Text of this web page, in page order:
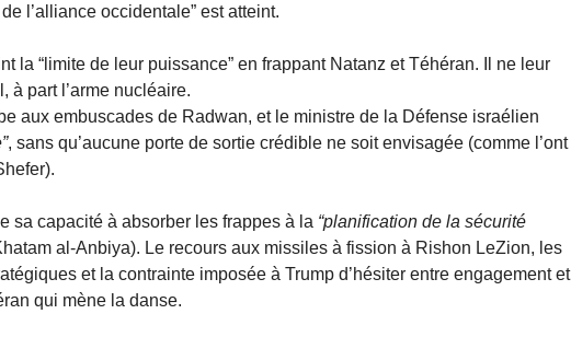
l’alliance occidentale” est atteint.
la “limite de leur puissance” en frappant Natanz et Téhéran. Il ne leur
à part l’arme nucléaire.
aux embuscades de Radwan, et le ministre de la Défense israélien
, sans qu’aucune porte de sortie crédible ne soit envisagée (comme l’ont
sa capacité à absorber les frappes à la “planification de la sécurité
al-Anbiya). Le recours aux missiles à fission à Rishon LeZion, les
et la contrainte imposée à Trump d’hésiter entre engagement et
qui mène la danse.